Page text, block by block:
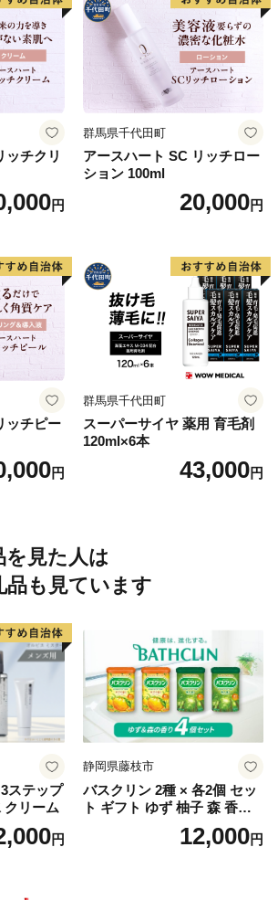
ッチクリ
円
群馬県千代田町
アースハート SC リッチロー
ション 100ml
20,000円
ッチピー
円
群馬県千代田町
スーパーサイヤ 薬用 育毛剤
120ml×6本
43,000円
を見た人は
品も見ています
ステップ
クリーム
円
静岡県藤枝市
バスクリン 2種 × 各2個 セッ
ト ギフト ゆず 柚子 森 香り
日用品 お風呂 バス用品 温活
アロマ 香り まとめ買い静岡
12,000円